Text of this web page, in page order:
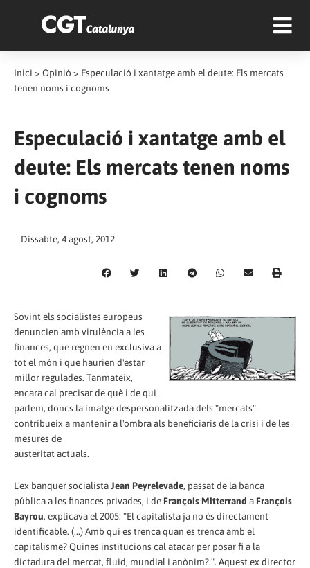
Inici > Opinió > Especulació i xantatge amb el deute: Els mercats
tenen noms i cognoms
Especulació i xantatge amb el
deute: Els mercats tenen noms
i cognoms
Dissabte, 4 agost, 2012
Sovint els socialistes europeus
denuncien amb virulència a les
finances, que regnen en exclusiva a
tot el món i que haurien d'estar
millor regulades. Tanmateix,
encara cal precisar de què i de qui
parlem, doncs la imatge despersonalitzada dels "mercats"
contribueix a mantenir a l'ombra als beneficiaris de la crisi i de les
mesures de
austeritat actuals.
L'ex banquer socialistaJean Peyrelevade, passat de la banca
pública a les finances privades, i de François Mitterrand a François
Bayrou, explicava el 2005: "El capitalista ja no és directament
identificable. (...) Amb qui es trenca quan es trenca amb el
capitalisme? Quines institucions cal atacar per posar fi a la
dictadura del mercat, fluid, mundial i anònim? ". Aquest ex director